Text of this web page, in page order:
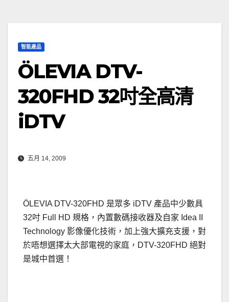
智能產品
ÖLEVIA DTV-
320FHD 32吋全高清
iDTV
五月 14, 2009
ÖLEVIA DTV-320FHD 是眾多 iDTV 產品中少數具
32吋 Full HD 規格，內置數碼接收器及自家 Idea II
Technology 影像優化技術，加上強大擴充支援，對
於唔想選擇太大部電視的家庭，DTV-320FHD 絕對
是城中首選！